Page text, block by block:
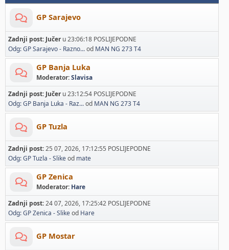
GP Sarajevo
Zadnji post: Jučeru 23:06:18 POSLIJEPODNE
Odg: GP Sarajevo - Razno...od MAN NG 273 T4
GP Banja Luka
Moderator:Slavisa
Zadnji post: Jučeru 23:12:54 POSLIJEPODNE
Odg: GP Banja Luka - Raz...od MAN NG 273 T4
GP Tuzla
Zadnji post:25 07, 2026, 17:12:55 POSLIJEPODNE
Odg: GP Tuzla - Slikeod mate
GP Zenica
Moderator: Hare
Zadnji post:24 07, 2026, 17:25:42 POSLIJEPODNE
Odg: GP Zenica - Slikeod Hare
GP Mostar